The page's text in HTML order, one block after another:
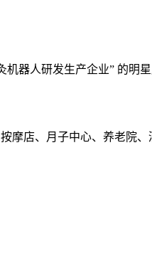
机器人研发生产企业” 的明
摩店、月子中心、养老院